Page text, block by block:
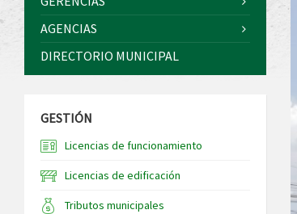
AGENCIAS
DIRECTORIO MUNICIPAL
GESTIÓN
Licencias de funcionamiento
Licencias de edificación
Tributos municipales